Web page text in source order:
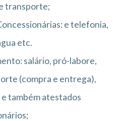
transporte;
e telefonia,
etc.
salário, pró-labore,
(compra e entrega),
também atestados